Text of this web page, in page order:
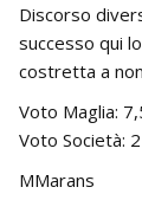
Discorso
successo qui
costretta a
Voto Maglia:
Voto Società: 2
MMarans